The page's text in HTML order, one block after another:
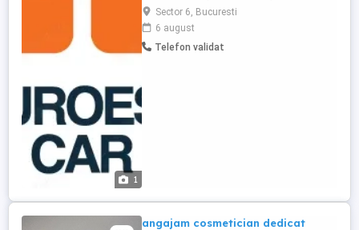
1
de stivuitorist, si experienta relevanta,
dedicati și experimentati pentru a se
alătura echipei noastre din Str. Rudeni,
Nr.93, Ilfov, Chitila. Dacă ești o persoană
Sector 6, Bucuresti
6 august
Telefon validat
angajam cosmetician dedicat